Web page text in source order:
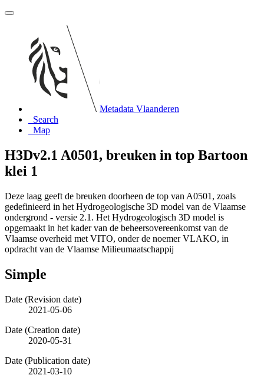
Metadata Vlaanderen
Search
Map
H3Dv2.1 A0501, breuken in top Bartoon
klei 1
Deze laag geeft de breuken doorheen de top van A0501, zoals
gedefinieerd in het Hydrogeologische 3D model van de Vlaamse
ondergrond - versie 2.1. Het Hydrogeologisch 3D model is
opgemaakt in het kader van de beheersovereenkomst van de
Vlaamse overheid met VITO, onder de noemer VLAKO, in
opdracht van de Vlaamse Milieumaatschappij
Simple
Date (Revision date)
2021-05-06
Date (Creation date)
2020-05-31
Date (Publication date)
2021-03-10